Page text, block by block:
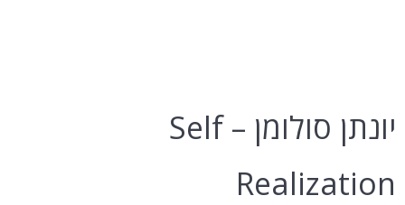
יונתן סולומן – Self
Realization